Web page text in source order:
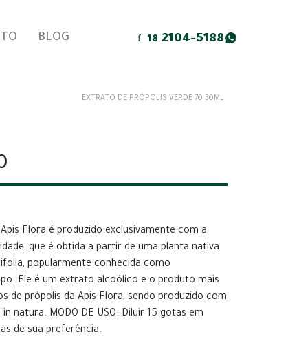
BLOG 18 2104-5188
EXTRATO DE PRÓPOLIS VERDE 70 30ML
Flora é produzido exclusivamente com a
que é obtida a partir de uma planta nativa
popularmente conhecida como
Ele é um extrato alcoólico e o produto mais
de própolis da Apis Flora, sendo produzido com
natura. MODO DE USO: Diluir 15 gotas em
de sua preferência.